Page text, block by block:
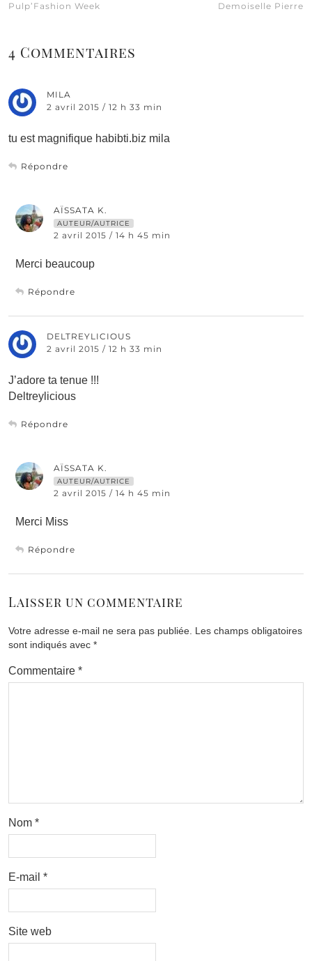
Pulp’Fashion Week
Demoiselle Pierre
4 Commentaires
MILA
2 avril 2015 / 12 h 33 min
tu est magnifique habibti.biz mila
Répondre
AÏSSATA K.
AUTEUR/AUTRICE
2 avril 2015 / 14 h 45 min
Merci beaucoup
Répondre
DELTREYLICIOUS
2 avril 2015 / 12 h 33 min
J’adore ta tenue !!!
Deltreylicious
Répondre
AÏSSATA K.
AUTEUR/AUTRICE
2 avril 2015 / 14 h 45 min
Merci Miss
Répondre
Laisser un commentaire
Votre adresse e-mail ne sera pas publiée. Les champs obligatoires
sont indiqués avec *
Commentaire *
Nom *
E-mail *
Site web